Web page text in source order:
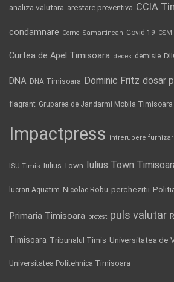
analiza valutara arestare preventiva CCIA
condamnare Cornel Samartinean Covid-19 CSM
Curtea de Apel Timisoara deces demisie
DNA DNA Timisoara Dominic Fritz dosar
flagrant Gruparea de Jandarmi Mobila Timisoara
Impactpress intrerupere
ISU Timis Iulius Town Iulius Town
lucrari Aquatim Nicolae Robu perchezitii
Primaria Timisoara protest puls valutar
Timisoara Tribunalul Timis Universitatea de
Universitatea Politehnica Timisoara